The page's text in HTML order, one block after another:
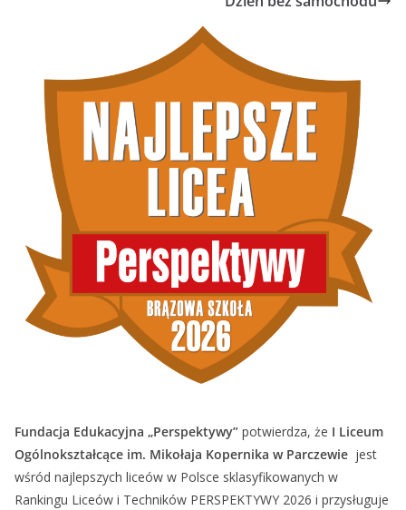
Fundacja Edukacyjna „Perspektywy” potwierdza, że I Liceum
Ogólnokształcące im. Mikołaja Kopernika w Parczewie jest
wśród najlepszych liceów w Polsce sklasyfikowanych w
Rankingu Liceów i Techników PERSPEKTYWY 2026 i przysługuje